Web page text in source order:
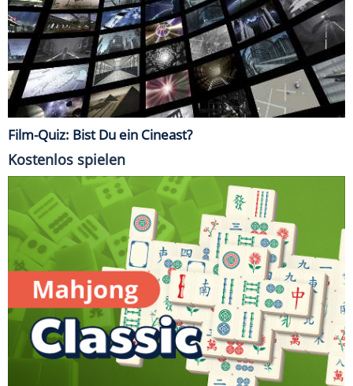
Film-Quiz: Bist Du ein Cineast?
Kostenlos spielen